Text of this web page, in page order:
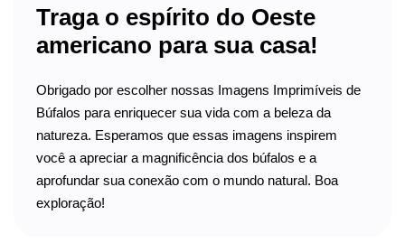
Traga o espírito do Oeste
americano para sua casa!
Obrigado por escolher nossas Imagens Imprimíveis de
Búfalos para enriquecer sua vida com a beleza da
natureza. Esperamos que essas imagens inspirem
você a apreciar a magnificência dos búfalos e a
aprofundar sua conexão com o mundo natural. Boa
exploração!